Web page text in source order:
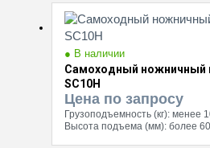
● В наличии
Самоходный ножничный
SC10H
Цена по запросу
Грузоподъемность (кг): менее
Высота подъема (мм): более